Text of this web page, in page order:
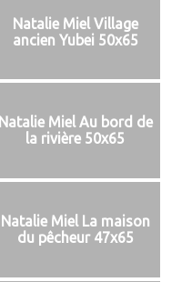
Natalie Miel Village
ancien Yubei 50x65
Natalie Miel Au bord de
la rivière 50x65
Natalie Miel La maison
du pêcheur 47x65